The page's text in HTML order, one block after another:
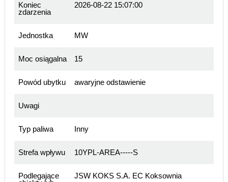
Koniec
zdarzenia
2026-08-22 15:07:00
Jednostka MW
Moc osiągalna 15
Powód ubytku awaryjne odstawienie
Uwagi
Typ paliwa Inny
Strefa wpływu 10YPL-AREA-----S
Podlegające
JSW KOKS S.A. EC Koksownia